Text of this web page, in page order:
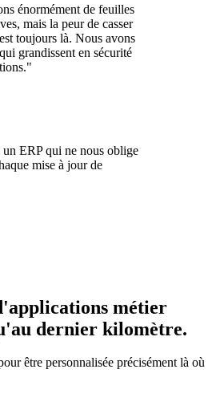
énormément de feuilles
mais la peur de casser
toujours là. Nous avons
grandissent en sécurité
ERP qui ne nous oblige
mise à jour de
métier
dernier kilomètre.
être personnalisée précisément là où